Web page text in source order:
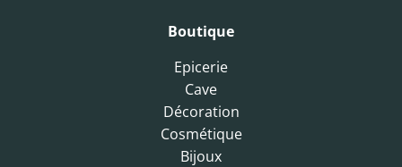
Boutique
Epicerie
Cave
Décoration
Cosmétique
Bijoux